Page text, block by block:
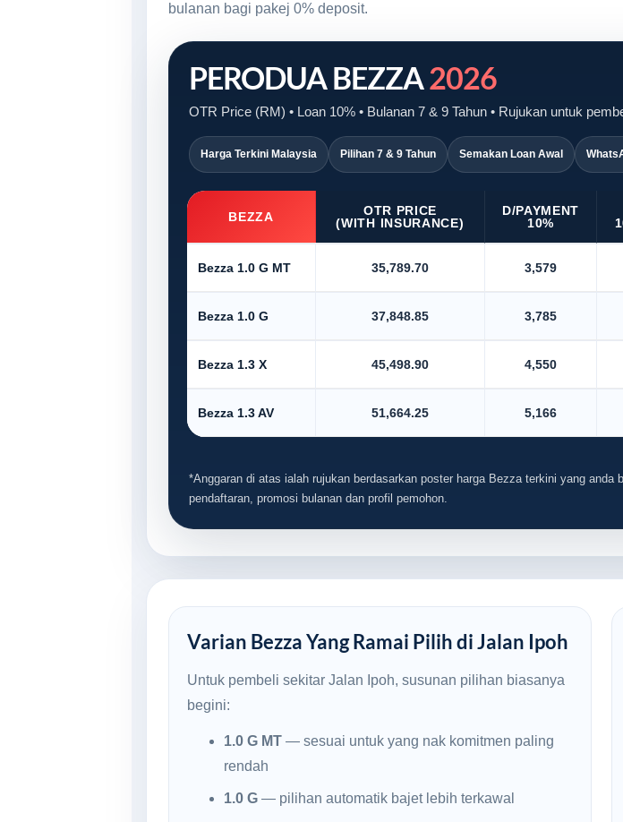
bulanan bagi pakej 0% deposit.
PERODUA BEZZA2026
OTR Price (RM) • Loan 10% • Bulanan 7 & 9 Tahun • Rujukan untuk
Harga Terkini Malaysia Pilihan 7 & 9 Tahun Semakan Loan Awal
BEZZA
OTR PRICE
(WITH INSURANCE)
D/PAYMENT
10%
Bezza 1.0 G MT 35,789.70 3,579
Bezza 1.0 G 37,848.85 3,785
Bezza 1.3 X 45,498.90 4,550
Bezza 1.3 AV 51,664.25 5,166
*Anggaran di atas ialah rujukan berdasarkan poster harga Bezza terkini yang
pendaftaran, promosi bulanan dan profil pemohon.
Varian Bezza Yang Ramai Pilih di Jalan Ipoh
Untuk pembeli sekitar Jalan Ipoh, susunan pilihan biasanya
begini:
1.0 G MT— sesuai untuk yang nak komitmen paling
rendah
1.0 G— pilihan automatik bajet lebih terkawal